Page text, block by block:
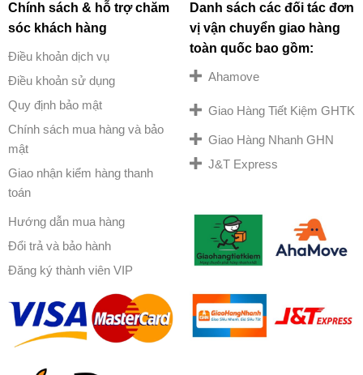
Chính sách & hỗ trợ chăm
sóc khách hàng
Điều khoản dịch vụ
Điều khoản sử dụng
Quy định bảo mật
Chính sách mua hàng và bảo
mật
Giao nhận kiểm hàng thanh
toán
Hướng dẫn mua hàng
Đổi trả và bảo hành
Đăng ký thành viên VIP
Danh sách các đối tác đơn
vị vận chuyển giao hàng
toàn quốc bao gồm:
Ahamove
Giao Hàng Tiết Kiệm GHTK
Giao Hàng Nhanh GHN
J&T Express